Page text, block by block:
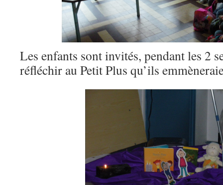
Les enfants sont invités, pendant les 2
réfléchir au Petit Plus qu’ils